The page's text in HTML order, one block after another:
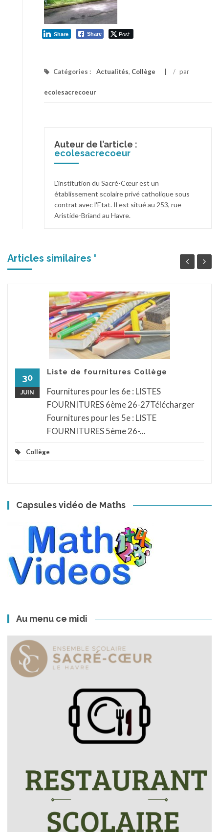
Share Post
Share
Catégories : Actualités, Collège / par
ecolesacrecoeur
Auteur de l’article :
ecolesacrecoeur
L'institution du Sacré-Cœur est un
établissement scolaire privé catholique sous
contrat avec l'Etat. Il est situé au 253, rue
Aristide-Briand au Havre.
Articles similaires '
30
JUIN
Liste de fournitures Collège
Fournitures pour les 6e : LISTES
FOURNITURES 6ème 26-27Télécharger
Fournitures pour les 5e : LISTE
FOURNITURES 5ème 26-...
Collège
Capsules vidéo de Maths
Au menu ce midi